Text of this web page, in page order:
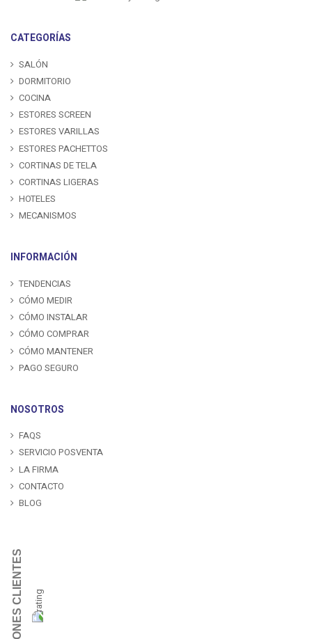
CATEGORÍAS
SALÓN
DORMITORIO
COCINA
ESTORES SCREEN
ESTORES VARILLAS
ESTORES PACHETTOS
CORTINAS DE TELA
CORTINAS LIGERAS
HOTELES
MECANISMOS
INFORMACIÓN
TENDENCIAS
CÓMO MEDIR
CÓMO INSTALAR
CÓMO COMPRAR
CÓMO MANTENER
PAGO SEGURO
NOSOTROS
FAQS
SERVICIO POSVENTA
LA FIRMA
CONTACTO
BLOG
OPINIONES CLIENTES